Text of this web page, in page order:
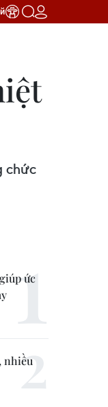
chức
ức
nhiều